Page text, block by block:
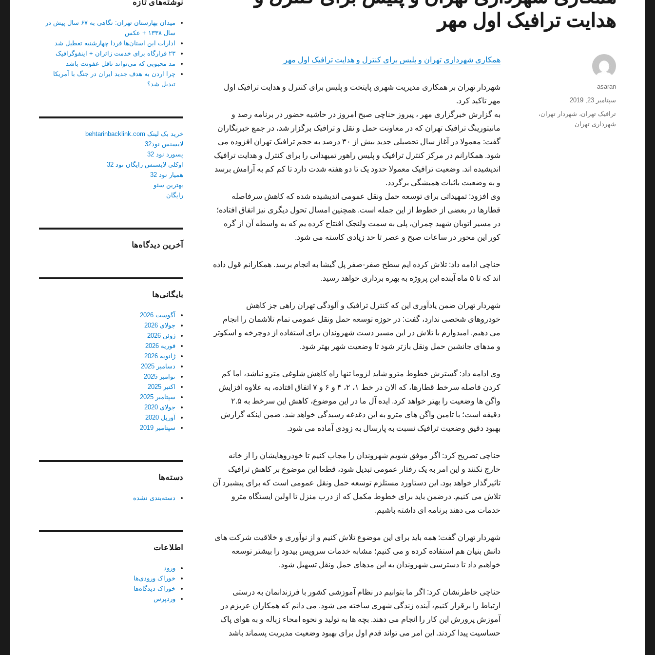
هدایت ترافیک اول مهر
همکاری شهرداری تهران و پلیس برای کنترل و هدایت ترافیک اول مهر
شهردار تهران بر همکاری مدیریت شهری پایتخت و پلیس برای کنترل و هدایت ترافیک اول
مهر تاکید کرد.
به گزارش خبرگزاری مهر ، پیروز حناچی صبح امروز در حاشیه حضور در برنامه رصد و
مانیتورینگ ترافیک تهران که در معاونت حمل و نقل و ترافیک برگزار شد، در جمع خبرنگاران
گفت: معمولا در آغاز سال تحصیلی جدید بیش از ٣٠ درصد به حجم ترافیک تهران افزوده می
شود. همکارانم در مرکز کنترل ترافیک و پلیس راهور تمیهداتی را برای کنترل و هدایت ترافیک
اندیشیده اند. وضعیت ترافیک معمولا حدود یک تا دو هفته شدت دارد تا کم کم به آرامش برسد
و به وضعیت باثبات همیشگی برگردد.
وی افزود: تمهیداتی برای توسعه حمل ونقل عمومی اندیشیده شده که کاهش سرفاصله
قطارها در بعضی از خطوط از این جمله است. همچنین امسال تحول دیگری نیز اتفاق افتاده؛
در مسیر اتوبان شهید چمران، پلی به سمت ولنجک افتتاح کرده یم که به واسطه آن از گره
کور این محور در ساعات صبح و عصر تا حد زیادی کاسته می شود.
حناچی ادامه داد: تلاش کرده ایم سطح صفر-صفر پل گیشا به انجام برسد. همکارانم قول داده
اند که تا ۵ ماه آینده این پروژه به بهره برداری خواهد رسید.
شهردار تهران ضمن یادآوری این که کنترل ترافیک و آلودگی تهران راهی جز کاهش
خودروهای شخصی ندارد، گفت: در حوزه توسعه حمل ونقل عمومی تمام تلاشمان را انجام
می دهیم. امیدوارم با تلاش در این مسیر دست شهروندان برای استفاده از دوچرخه و اسکوتر
و مدهای جانشین حمل ونقل بازتر شود تا وضعیت شهر بهتر شود.
وی ادامه داد: گسترش خطوط مترو شاید لزوما تنها راه کاهش شلوغی مترو نباشد، اما کم
کردن فاصله سرخط قطارها، که الان در خط ١، ٢، ۴ و ۶ و ٧ اتفاق افتاده، به علاوه افزایش
واگن ها وضعیت را بهتر خواهد کرد. ایده آل ما در این موضوع، کاهش این سرخط به ۲.۵
دقیقه است؛ با تامین واگن های مترو به این دغدغه رسیدگی خواهد شد. ضمن اینکه گزارش
بهبود دقیق وضعیت ترافیک نسبت به پارسال به زودی آماده می شود.
حناچی تصریح کرد: اگر موفق شویم شهروندان را مجاب کنیم تا خودروهایشان را از خانه
خارج نکنند و این امر به یک رفتار عمومی تبدیل شود، قطعا این موضوع بر کاهش ترافیک
تاثیرگذار خواهد بود. این دستاورد مستلزم توسعه حمل ونقل عمومی است که برای پیشبرد آن
تلاش می کنیم. درضمن باید برای خطوط مکمل که از درب منزل تا اولین ایستگاه مترو
خدمات می دهند برنامه ای داشته باشیم.
شهردار تهران گفت: همه باید برای این موضوع تلاش کنیم و از نوآوری و خلاقیت شرکت های
دانش بنیان هم استفاده کرده و می کنیم؛ مشابه خدمات سرویس بیدود را بیشتر توسعه
خواهیم داد تا دسترسی شهروندان به این مدهای حمل ونقل تسهیل شود.
حناچی خاطرنشان کرد: اگر ما بتوانیم در نظام آموزشی کشور با فرزندانمان به درستی
ارتباط را برقرار کنیم، آینده زندگی شهری ساخته می شود. می دانم که همکاران عزیزم در
آموزش پرورش این کار را انجام می دهند. بچه ها به تولید و نحوه امحاء زباله و به هوای پاک
حساسیت پیدا کردند. این امر می تواند قدم اول برای بهبود وضعیت مدیریت پسماند باشد
نویسنده
asaran
ارسال
شده
سپتامبر 23, 2019
برچسب‌ها
ترافیک تهران، شهردار تهران،
شهرداری تهران
نوشته‌های تازه
میدان بهارستان تهران: نگاهی به ۶۷ سال پیش در
سال ۱۳۳۸ + عکس
ادارات این استان‌ها فردا چهارشنبه تعطیل شد
۲۳ قرارگاه برای خدمت زائران + اینفوگرافیک
مد محبوبی که می‌تواند ناقل عفونت باشد
چرا اردن به هدف جدید ایران در جنگ با آمریکا
تبدیل شد؟
خرید بک لینک behtarinbacklink.com
لایسنس نود32
پسورد نود 32
اوکلی لایسنس رایگان نود 32
همیار نود 32
بهترین سئو
رایگان
آخرین دیدگاه‌ها
بایگانی‌ها
آگوست 2026
جولای 2026
ژوئن 2026
فوریه 2026
ژانویه 2026
دسامبر 2025
نوامبر 2025
اکتبر 2025
سپتامبر 2025
جولای 2020
آوریل 2020
سپتامبر 2019
دسته‌ها
دسته‌بندی نشده
اطلاعات
ورود
خوراک ورودی‌ها
خوراک دیدگاه‌ها
وردپرس